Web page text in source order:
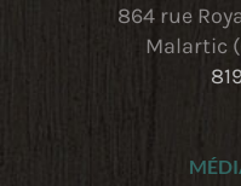
864 rue
Malartic